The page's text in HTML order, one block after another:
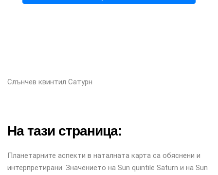
Слънчев квинтил Сатурн
На тази страница:
Планетарните аспекти в наталната карта са обяснени и
интерпретирани. Значението на Sun quintile Saturn и на Sun